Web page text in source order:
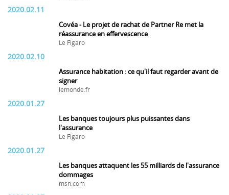
2020.02.11
Covéa - Le projet de rachat de Partner Re met la
réassurance en effervescence
Le Figaro
2020.02.10
Assurance habitation : ce qu'il faut regarder avant de
signer
lemonde.fr
2020.01.27
Les banques toujours plus puissantes dans
l'assurance
Le Figaro
2020.01.27
Les banques attaquent les 55 milliards de l'assurance
dommages
msn.com